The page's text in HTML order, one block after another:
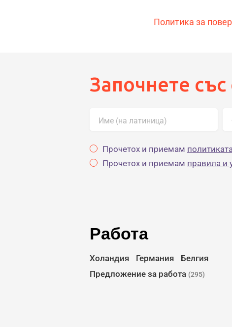
Политика за
Започнете
Име (на латиница)
Прочетох и приемам
Прочетох и приемам правила и
Работа
Холандия Германия
Белгия
Предложение за работа (295)